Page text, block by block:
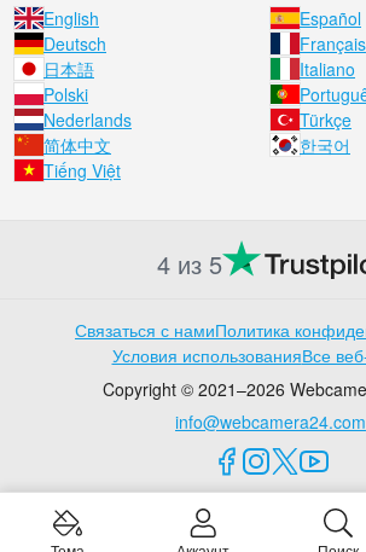
English
Español
Deutsch
Français
日本語
Italiano
Polski
Nederlands
Türkçe
简体中文
한국어
Tiếng Việt
4 из 5
Связаться с намиПолитика
Условия использованияВсе
Copyright © 2021–2026
info@webcamera24.com